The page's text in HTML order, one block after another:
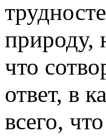
природу,
что
ответ, в
всего,